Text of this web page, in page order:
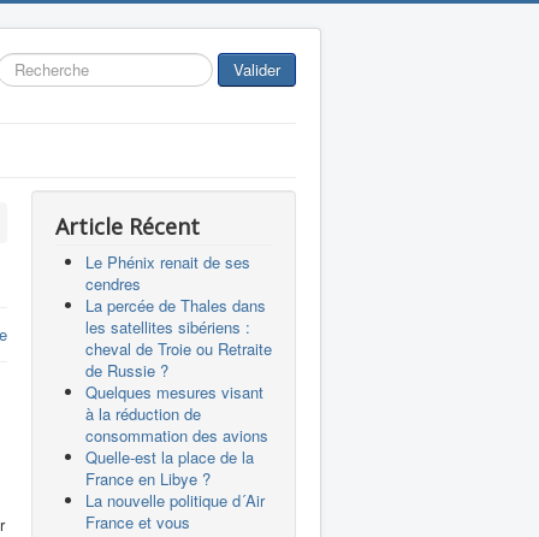
Valider
Article Récent
Le Phénix renait de ses
cendres
La percée de Thales dans
les satellites sibériens :
cheval de Troie ou Retraite
de Russie ?
Quelques mesures visant
à la réduction de
consommation des avions
Quelle-est la place de la
France en Libye ?
La nouvelle politique d´Air
France et vous